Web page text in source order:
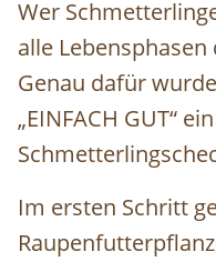
Wer
alle
Genau dafür
„EINFACH GUT“
Im ersten Schritt